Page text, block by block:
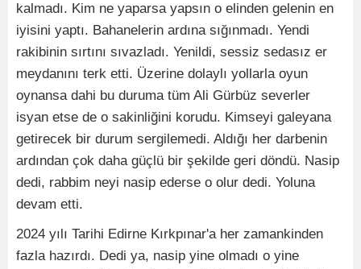
kalmadı. Kim ne yaparsa yapsın o elinden gelenin en
iyisini yaptı. Bahanelerin ardına sığınmadı. Yendi
rakibinin sırtını sıvazladı. Yenildi, sessiz sedasız er
meydanını terk etti. Üzerine dolaylı yollarla oyun
oynansa dahi bu duruma tüm Ali Gürbüz severler
isyan etse de o sakinliğini korudu. Kimseyi galeyana
getirecek bir durum sergilemedi. Aldığı her darbenin
ardından çok daha güçlü bir şekilde geri döndü. Nasip
dedi, rabbim neyi nasip ederse o olur dedi. Yoluna
devam etti.
2024 yılı Tarihi Edirne Kırkpınar'a her zamankinden
fazla hazırdı. Dedi ya, nasip yine olmadı o yine